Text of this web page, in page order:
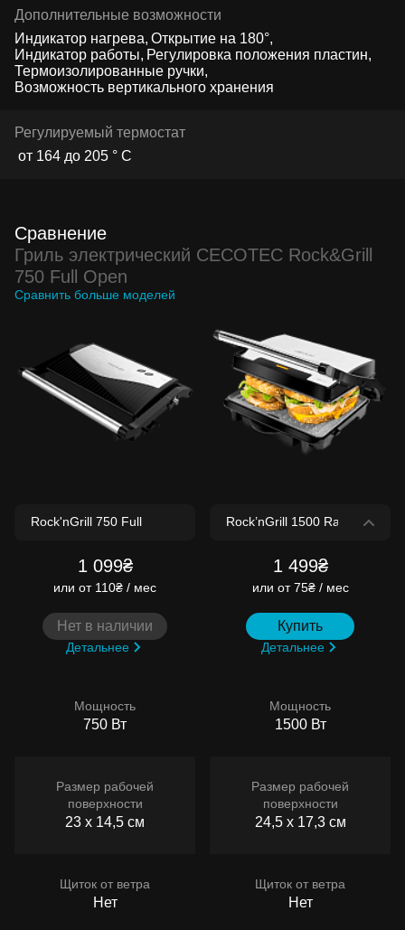
Дополнительные возможности
Индикатор нагрева Открытие на 180°
Индикатор работы Регулировка положения пластин
Термоизолированные ручки
Возможность вертикального хранения
Регулируемый термостат
от 164 до 205 ° C
Сравнение
Гриль электрический CECOTEC Rock&Grill
750 Full Open
Сравнить больше моделей
1 099₴
или от 110₴ / мес
Нет в наличии
Детальнее
Мощность
750 Вт
Размер рабочей
поверхности
23 x 14,5 см
Щиток от ветра
Нет
1 499₴
или от 75₴ / мес
Купить
Детальнее
Мощность
1500 Вт
Размер рабочей
поверхности
24,5 х 17,3 см
Щиток от ветра
Нет